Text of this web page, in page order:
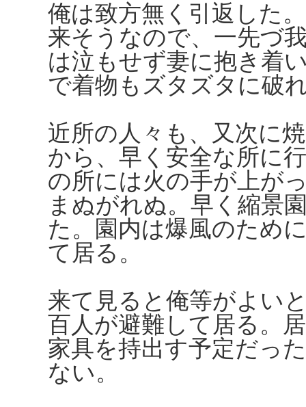
俺は致方無く引返した
来そうなので、一先づ
は泣もせず妻に抱き着
で着物もズタズタに破
近所の人々も、又次に
から、早く安全な所に
の所には火の手が上が
まぬがれぬ。早く縮景
た。園内は爆風のため
て居る。
来て見ると俺等がよい
百人が避難して居る。
家具を持出す予定だっ
ない。